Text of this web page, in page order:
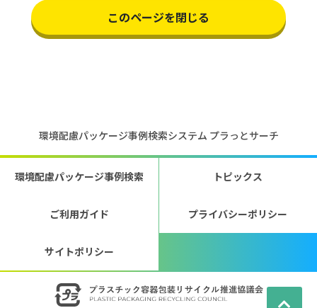
このページを閉じる
環境配慮パッケージ事例検索システム プラっとサーチ
環境配慮パッケージ事例検索 トピックス
ご利用ガイド プライバシーポリシー
サイトポリシー